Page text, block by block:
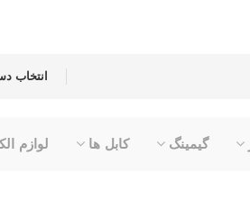
انتخاب
گیمینگ کابل ها لوازم